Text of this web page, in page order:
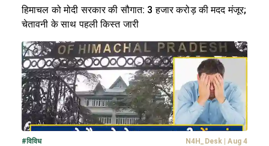
हिमाचल को मोदी सरकार की सौगात: 3 हजार करोड़ की मदद मंजूर;
चेतावनी के साथ पहली किस्त जारी
#विविध N4H_Desk | Aug 4